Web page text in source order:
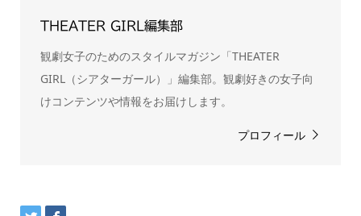
THEATER GIRL編集部
観劇女子のためのスタイルマガジン「THEATER
GIRL（シアターガール）」編集部。観劇好きの女子向
けコンテンツや情報をお届けします。
プロフィール